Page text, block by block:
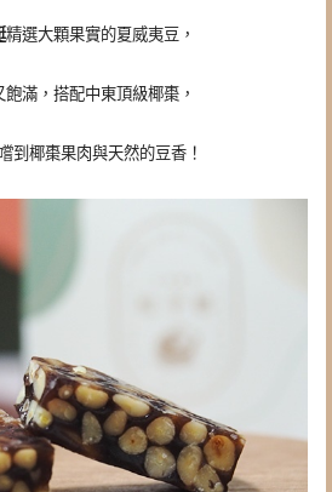
精選大顆果實的夏威夷豆，
滿，搭配中東頂級椰棗，
到椰棗果肉與天然的豆香！